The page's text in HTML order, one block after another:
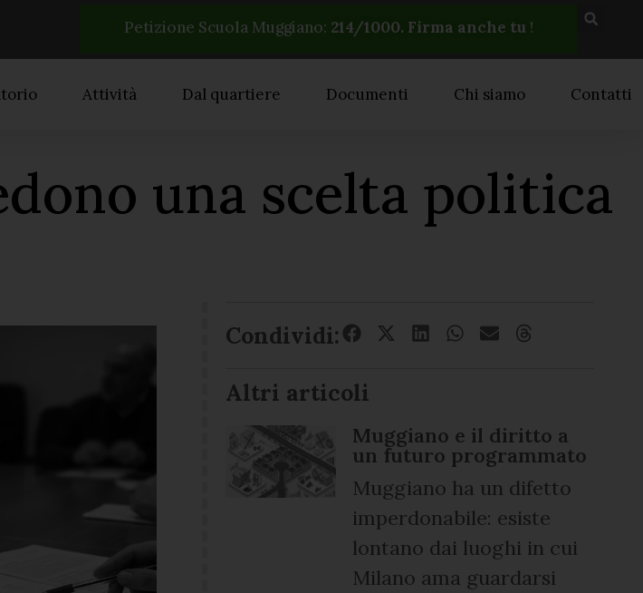
Petizione Scuola Muggiano: 214/1000. Firma anche tu !
Attività Dal quartiere Documenti Chi siamo Contatti
una scelta politica
Condividi:
Altri articoli
Muggiano e il diritto a
un futuro programmato
Muggiano ha un difetto
imperdonabile: esiste
lontano dai luoghi in cui
Milano ama guardarsi